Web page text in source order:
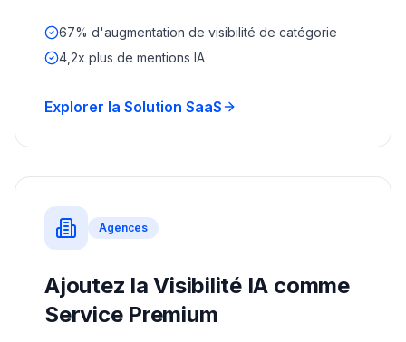
67% d'augmentation de visibilité de catégorie
4,2x plus de mentions IA
Explorer la Solution SaaS
Agences
Ajoutez la Visibilité IA comme
Service Premium